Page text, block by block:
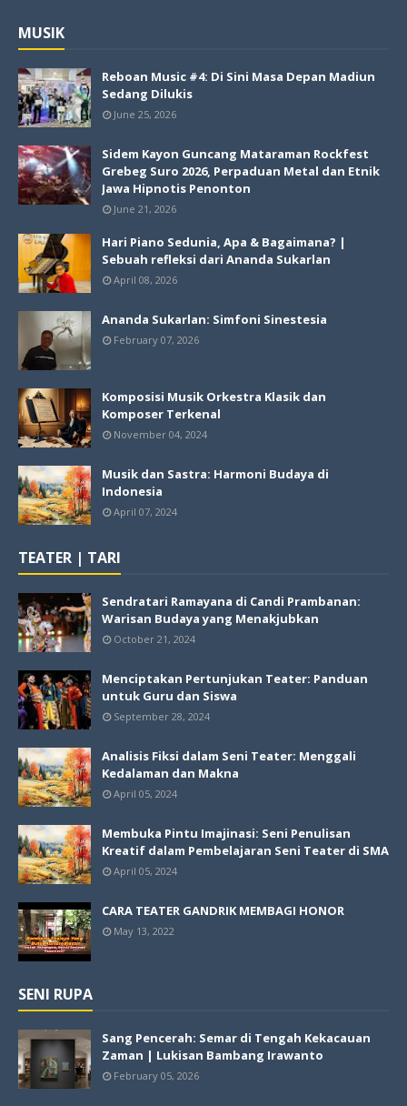
MUSIK
Reboan Music #4: Di Sini Masa Depan Madiun
Sedang Dilukis
June 25, 2026
Sidem Kayon Guncang Mataraman Rockfest
Grebeg Suro 2026, Perpaduan Metal dan Etnik
Jawa Hipnotis Penonton
June 21, 2026
Hari Piano Sedunia, Apa & Bagaimana? |
Sebuah refleksi dari Ananda Sukarlan
April 08, 2026
Ananda Sukarlan: Simfoni Sinestesia
February 07, 2026
Komposisi Musik Orkestra Klasik dan
Komposer Terkenal
November 04, 2024
Musik dan Sastra: Harmoni Budaya di
Indonesia
April 07, 2024
TEATER | TARI
Sendratari Ramayana di Candi Prambanan:
Warisan Budaya yang Menakjubkan
October 21, 2024
Menciptakan Pertunjukan Teater: Panduan
untuk Guru dan Siswa
September 28, 2024
Analisis Fiksi dalam Seni Teater: Menggali
Kedalaman dan Makna
April 05, 2024
Membuka Pintu Imajinasi: Seni Penulisan
Kreatif dalam Pembelajaran Seni Teater di SMA
April 05, 2024
CARA TEATER GANDRIK MEMBAGI HONOR
May 13, 2022
SENI RUPA
Sang Pencerah: Semar di Tengah Kekacauan
Zaman | Lukisan Bambang Irawanto
February 05, 2026